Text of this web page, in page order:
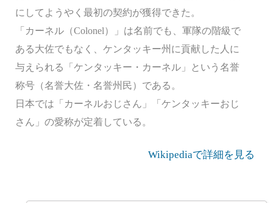
にしてようやく最初の契約が獲得できた。
「カーネル（Colonel）」は名前でも、軍隊の階級で
ある大佐でもなく、ケンタッキー州に貢献した人に
与えられる「ケンタッキー・カーネル」という名誉
称号（名誉大佐・名誉州民）である。
日本では「カーネルおじさん」「ケンタッキーおじ
さん」の愛称が定着している。
Wikipediaで詳細を見る